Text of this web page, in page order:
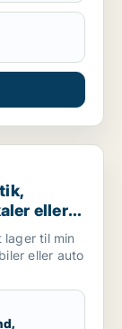
eller
ellertil min
eller auto